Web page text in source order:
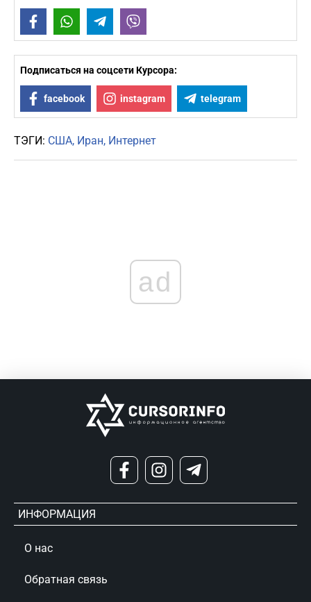
FacebookWhatsAppTelegram
Подписаться на соцсети Курсора:
facebook instagram telegram
ТЭГИ: США Иран Интернет
ad
ИНФОРМАЦИЯ
О нас
Обратная связь